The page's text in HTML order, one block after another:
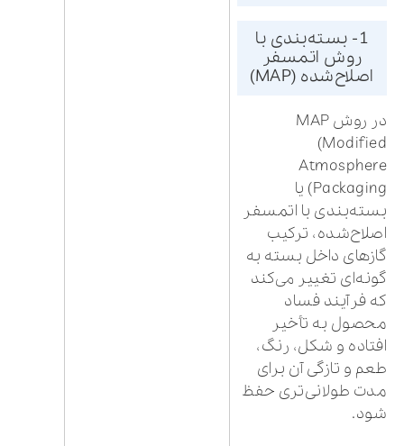
1- بسته‌بندی با
روش اتمسفر
اصلاح‌شده (MAP)
در روش MAP
(Modified
Atmosphere
Packaging) یا
بسته‌بندی با اتمسفر
اصلاح‌شده، ترکیب
گازهای داخل بسته به
گونه‌ای تغییر می‌کند
که فرآیند فساد
محصول به تأخیر
افتاده و شکل، رنگ،
طعم و تازگی آن برای
مدت طولانی‌تری حفظ
شود.